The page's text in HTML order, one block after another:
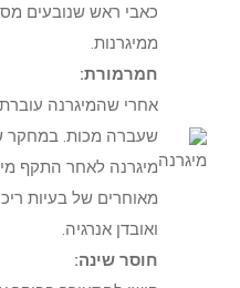
ממיגרנות.
חמרמורת:
אחרי שהמיגרנה
שעברה מכות. במחקר
מיגרנה לאחר התקף
מאוחרים של בעיות
ואובדן אנרגיה.
חוסר שינה: